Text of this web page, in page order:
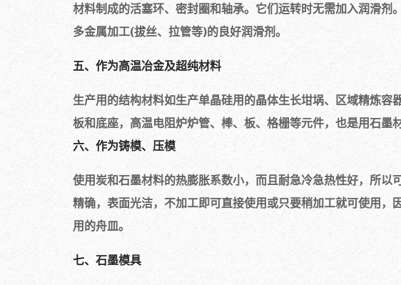
材料制成的活塞环、密封圈和轴承。它们运转时无需加入润滑
多金属加工(拔丝、拉管等)的良好润滑剂。
五、作为高温冶金及超纯材料
生产用的结构材料如生产单晶硅用的晶体生长坩埚、区域精炼
板和底座，高温电阻炉炉管、棒、板、格栅等元件，也是用石墨
六、作为铸模、压模
使用炭和石墨材料的热膨胀系数小，而且耐急冷急热性好，所
精确，表面光洁，不加工即可直接使用或只要稍加工就可使用
用的舟皿。
七、石墨模具